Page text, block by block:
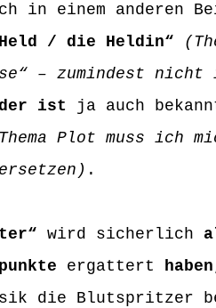
in einem anderen
/ die Heldin“
– zumindest nicht
ist ja auch
Plot muss ich
.
wird sicherlich
ergattert haben
die Blutspritzer